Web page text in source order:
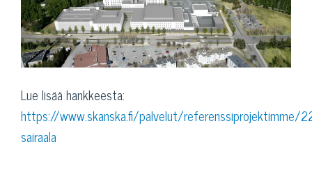
Lue lisää hankkeesta:
https://www.skanska.fi/palvelut/referenssiprojektimme/
sairaala